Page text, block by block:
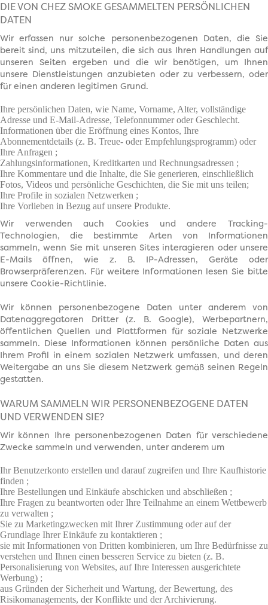
DIE VON CHEZ SMOKE GESAMMELTEN PERSÖNLICHEN
DATEN
Wir erfassen nur solche personenbezogenen Daten, die Sie
bereit sind, uns mitzuteilen, die sich aus Ihren Handlungen auf
unseren Seiten ergeben und die wir benötigen, um Ihnen
unsere Dienstleistungen anzubieten oder zu verbessern, oder
für einen anderen legitimen Grund.
Ihre persönlichen Daten, wie Name, Vorname, Alter, vollständige
Adresse und E-Mail-Adresse, Telefonnummer oder Geschlecht.
Informationen über die Eröffnung eines Kontos, Ihre
Abonnementdetails (z. B. Treue- oder Empfehlungsprogramm) oder
Ihre Anfragen ;
Zahlungsinformationen, Kreditkarten und Rechnungsadressen ;
Ihre Kommentare und die Inhalte, die Sie generieren, einschließlich
Fotos, Videos und persönliche Geschichten, die Sie mit uns teilen;
Ihre Profile in sozialen Netzwerken ;
Ihre Vorlieben in Bezug auf unsere Produkte.
Wir verwenden auch Cookies und andere Tracking-
Technologien, die bestimmte Arten von Informationen
sammeln, wenn Sie mit unseren Sites interagieren oder unsere
E-Mails öffnen, wie z. B. IP-Adressen, Geräte oder
Browserpräferenzen. Für weitere Informationen lesen Sie bitte
unsere Cookie-Richtlinie.
Wir können personenbezogene Daten unter anderem von
Datenaggregatoren Dritter (z. B. Google), Werbepartnern,
öffentlichen Quellen und Plattformen für soziale Netzwerke
sammeln. Diese Informationen können persönliche Daten aus
Ihrem Profil in einem sozialen Netzwerk umfassen, und deren
Weitergabe an uns Sie diesem Netzwerk gemäß seinen Regeln
gestatten.
WARUM SAMMELN WIR PERSONENBEZOGENE DATEN
UND VERWENDEN SIE?
Wir können Ihre personenbezogenen Daten für verschiedene
Zwecke sammeln und verwenden, unter anderem um
Ihr Benutzerkonto erstellen und darauf zugreifen und Ihre Kaufhistorie
finden ;
Ihre Bestellungen und Einkäufe abschicken und abschließen ;
Ihre Fragen zu beantworten oder Ihre Teilnahme an einem Wettbewerb
zu verwalten ;
Sie zu Marketingzwecken mit Ihrer Zustimmung oder auf der
Grundlage Ihrer Einkäufe zu kontaktieren ;
sie mit Informationen von Dritten kombinieren, um Ihre Bedürfnisse zu
verstehen und Ihnen einen besseren Service zu bieten (z. B.
Personalisierung von Websites, auf Ihre Interessen ausgerichtete
Werbung) ;
aus Gründen der Sicherheit und Wartung, der Bewertung, des
Risikomanagements, der Konflikte und der Archivierung.